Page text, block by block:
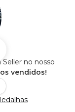
no nosso
vendidos!